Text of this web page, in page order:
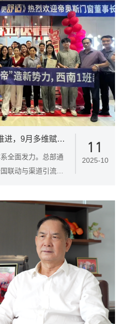
11
2025-10
帝奥斯门窗新零售全域推进，9月多维赋能驱动终端增长 新渠道 · 新流量 · 新未来
全面发力。总部通
联动与渠道引流等
，实现业绩稳健增
切身感受到体系化
来源更广、成交流